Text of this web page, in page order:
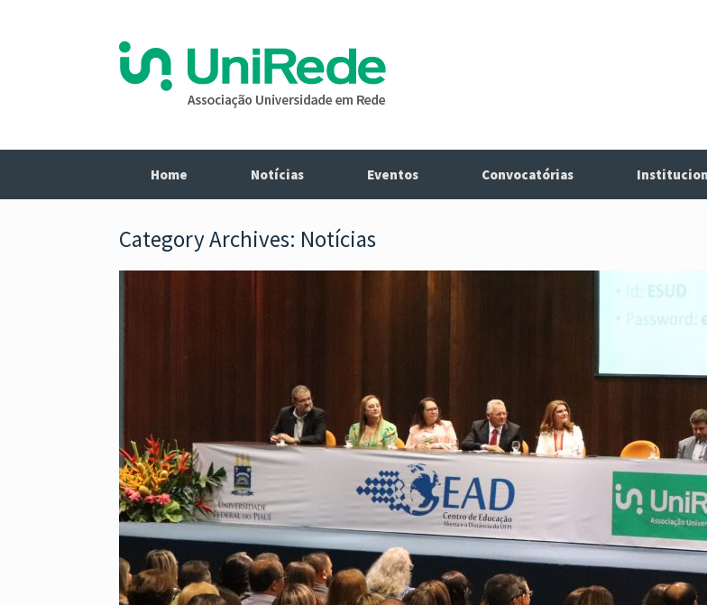
Home Notícias Eventos Convocatórias
Category Archives: Notícias